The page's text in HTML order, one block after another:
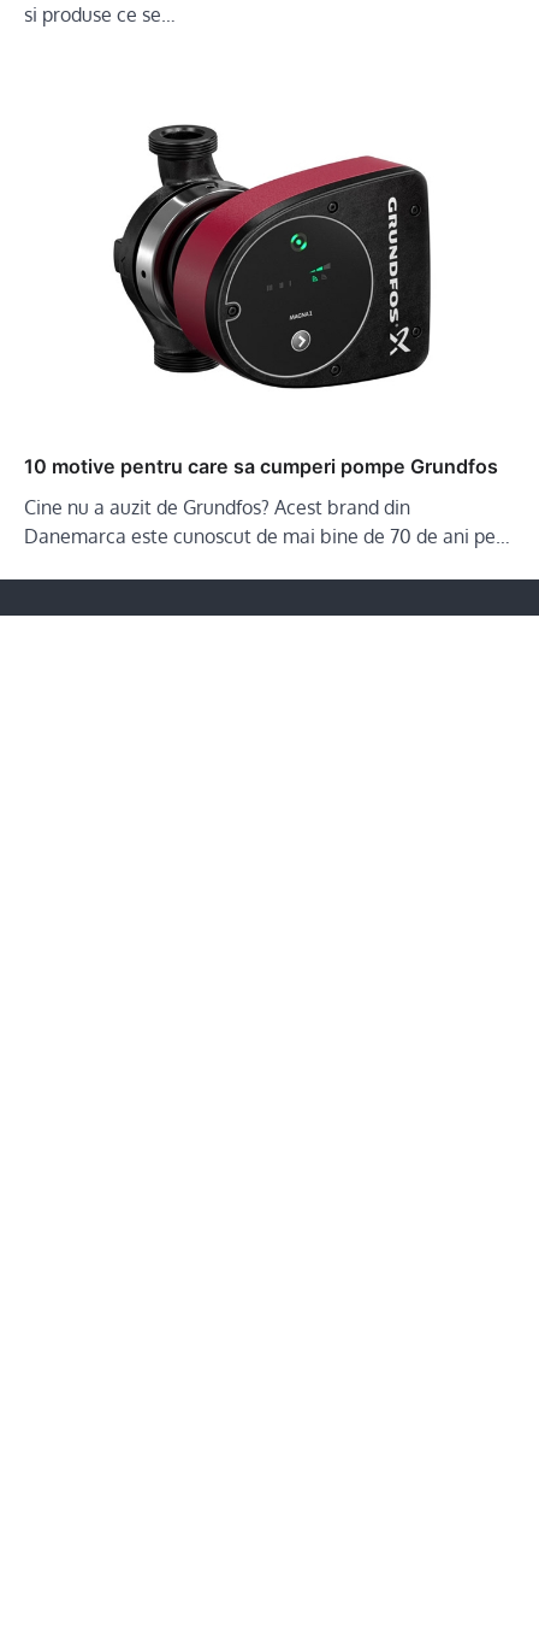
si produse ce se…
10 motive pentru care sa cumperi pompe Grundfos
Cine nu a auzit de Grundfos? Acest brand din
Danemarca este cunoscut de mai bine de 70 de ani pe…